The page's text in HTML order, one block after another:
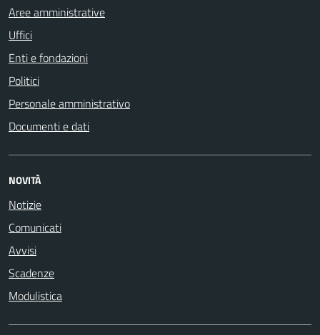
Aree amministrative
Uffici
Enti e fondazioni
Politici
Personale amministrativo
Documenti e dati
NOVITÀ
Notizie
Comunicati
Avvisi
Scadenze
Modulistica